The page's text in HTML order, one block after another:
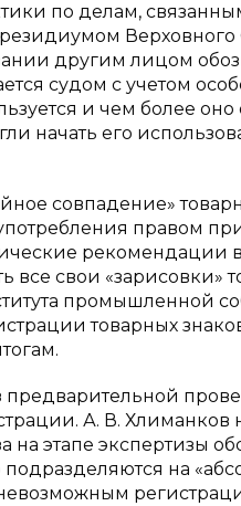
по делам,
Верховного
другим лицом
судом с учетом
и чем более
начать его
совпадение»
правом
рекомендации
все свои «зарисовки»
промышленной
товарных
предварительной
А. В. Хлиманков
этапе экспертизы
на